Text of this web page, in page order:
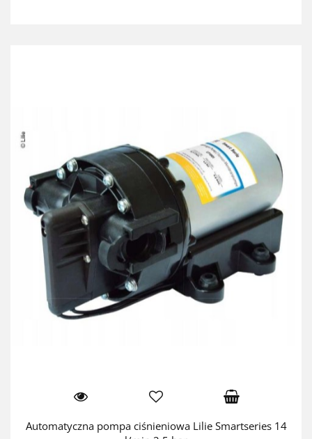
Automatyczna pompa ciśnieniowa Lilie Smartseries 14